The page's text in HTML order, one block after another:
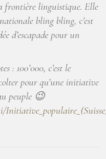
frontière linguistique. Elle
bling bling, c’est
d’escapade pour un
: 100’000, c’est le
pour qu’une initiative
peuple 😉